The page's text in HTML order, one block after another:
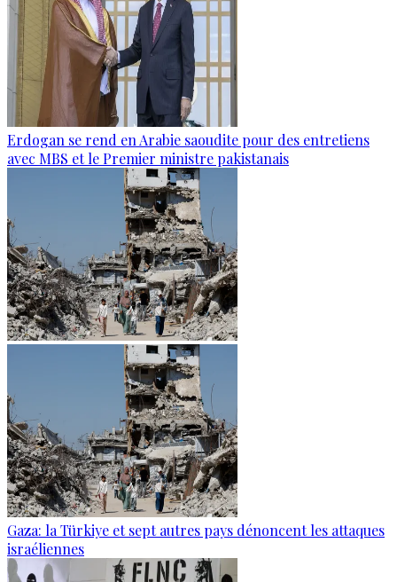
Erdogan se rend en Arabie saoudite pour des entretiens
avec MBS et le Premier ministre pakistanais
Gaza: la Türkiye et sept autres pays dénoncent les attaques
israéliennes